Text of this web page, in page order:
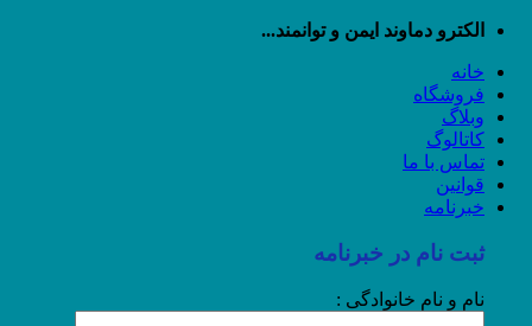
پرش
محتوا
الکترو دماوند ایمن و توانمند...
خانه
فروشگاه
وبلاگ
کاتالوگ
تماس با ما
قوانین
خبرنامه
ثبت نام در خبرنامه
نام و نام خانوادگی :